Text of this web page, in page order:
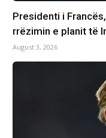
Presidenti i
rrëzimin e planit të
August 3, 2026